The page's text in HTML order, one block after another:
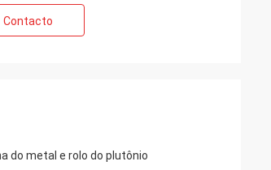
Contacto
do metal e rolo do plutônio